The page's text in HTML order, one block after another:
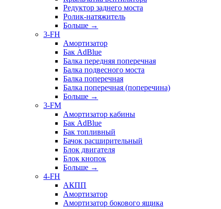
Редуктор заднего моста
Ролик-натяжитель
Больше →
3-FH
Амортизатор
Бак AdBlue
Балка передняя поперечная
Балка подвесного моста
Балка поперечная
Балка поперечная (поперечина)
Больше →
3-FM
Амортизатор кабины
Бак AdBlue
Бак топливный
Бачок расширительный
Блок двигателя
Блок кнопок
Больше →
4-FH
АКПП
Амортизатор
Амортизатор бокового ящика